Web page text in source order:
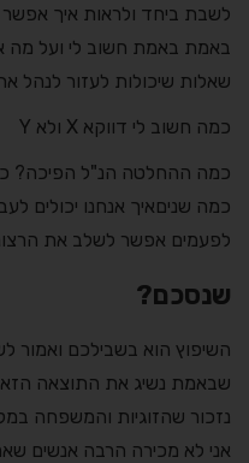
לשבת ביחד ולראות איך
באמת באמת חשוב לי ועל מה
שאלות שיכולות לעזור לנהל
כמה חשוב לי דווקא X ולא Y
כמה ההחלטה הנ"ל הפיכה?
כמה שניםאיך אנחנו יכולים
לפעמים אפשר לשלב את
שנסכם?
השיפוץ הוא בשבילכם ואמור
שבאמת נשיג את התוצאה
נזכור שהזוגיות והמשפחה
אני לא מכירה הרבה אנשים